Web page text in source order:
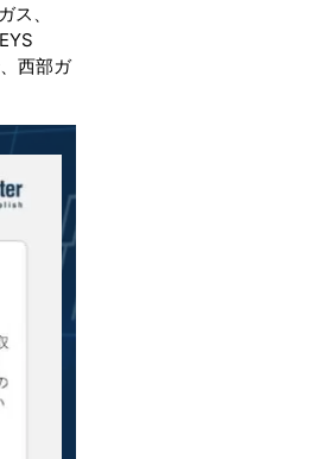
ス、
西部ガ